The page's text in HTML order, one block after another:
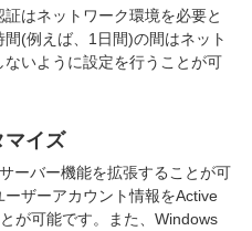
はネットワーク環境を必要と
(例えば、1日間)の間はネット
いように設定を行うことが可
マイズ
ーバー機能を拡張することが可
ザーアカウント情報をActive
が可能です。また、Windows